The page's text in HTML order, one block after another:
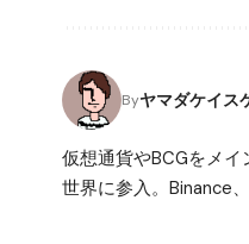
Byヤマダケイス
仮想通貨やBCGをメ
世界に参入。Binance